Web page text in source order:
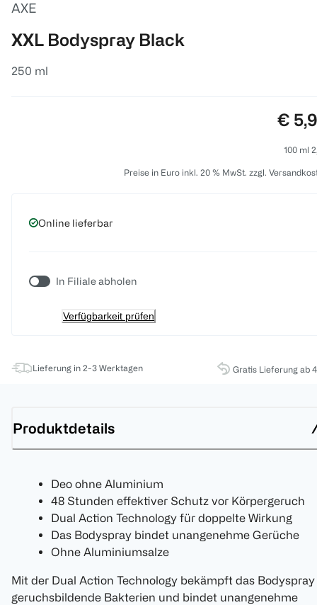
AXE
XXL Bodyspray Black
250 ml
€
100 ml
Preise in Euro inkl. 20 % MwSt. zzgl.
Online lieferbar
In Filiale abholen
Verfügbarkeit prüfen
Lieferung in 2-3 Werktagen Gratis Lieferung ab
Produktdetails
Deo ohne Aluminium
48 Stunden effektiver Schutz vor Körpergeruch
Dual Action Technology für doppelte Wirkung
Das Bodyspray bindet unangenehme Gerüche
Ohne Aluminiumsalze
Mit der Dual Action Technology bekämpft das Bodyspray
geruchsbildende Bakterien und bindet unangenehme